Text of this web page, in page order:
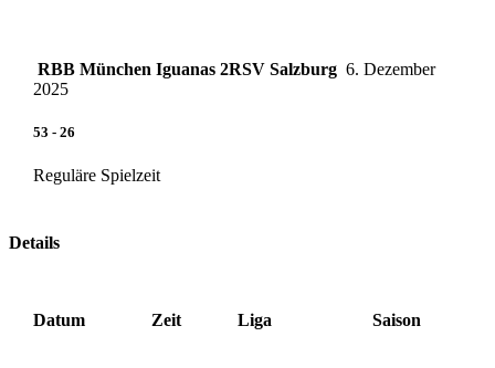
RBB München Iguanas 2RSV Salzburg 6. Dezember
2025
53 - 26
Reguläre Spielzeit
Details
Datum Zeit Liga Saison